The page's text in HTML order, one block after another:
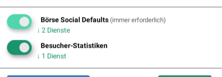
Days
Bildnachweis
1. BSN Group Deutsche Nebenwerte Performancevergleich YTD, Stand:
Börse Social Defaults (immer erforderlich)
↓ 2 Dienste
Besucher-Statistiken
↓ 1 Dienst